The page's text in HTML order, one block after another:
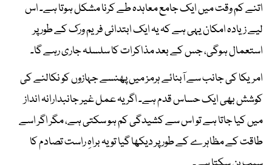
اتنے کم وقت میں ایک جامع معاہدہ طے کرنا مشکل ہوتا ہے۔ اس
لیے زیادہ امکان یہی ہے کہ یہ ایک ابتدائی فریم ورک کے طور پر
استعمال ہوگی، جس کے بعد مذاکرات کا سلسلہ جاری رہے گا۔
امریکا کی جانب سے آبنائے ہرمز میں پھنسے جہازوں کو نکالنے کی
کوشش بھی ایک حساس قدم ہے۔ اگر یہ عمل غیر جانبدارانہ انداز
میں کیا جاتا ہے تو اس سے کشیدگی کم ہو سکتی ہے، مگر اگر اسے
طاقت کے مظاہرے کے طور پر دیکھا گیا تو یہ براہِ راست تصادم کا